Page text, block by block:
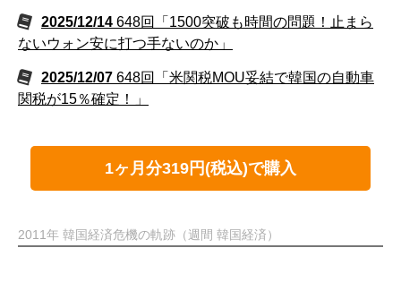
2025/12/14 648回「1500突破も時間の問題！止まら
ないウォン安に打つ手ないのか」
2025/12/07 648回「米関税MOU妥結で韓国の自動車
関税が15％確定！」
1ヶ月分319円(税込)で購入
2011年 韓国経済危機の軌跡（週間 韓国経済）